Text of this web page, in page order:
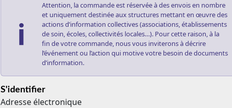
Attention, la commande est réservée à des envois en nombre
et uniquement destinée aux structures mettant en œuvre des
actions d’information collectives (associations, établissements
de soin, écoles, collectivités locales…). Pour cette raison, à la
fin de votre commande, nous vous inviterons à décrire
l’événement ou l’action qui motive votre besoin de documents
d’information.
S'identifier
Adresse électronique